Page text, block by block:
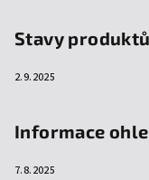
Stavy
2.9.2025
Informace
7.8.2025